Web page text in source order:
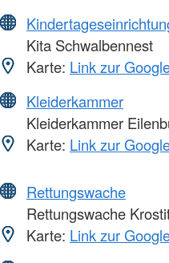
Kita Schwalbennest
Karte: Link zur
Kleiderkammer
Kleiderkammer
Karte: Link zur
Rettungswache
Rettungswache
Karte: Link zur